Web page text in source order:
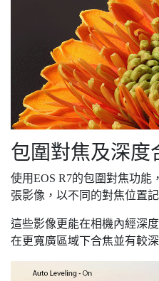
包圍對焦及深度
使用EOS R7的包圍對焦功能
張影像，以不同的對焦位置
這些影像更能在相機內經深
在更寬廣區域下合焦並有較